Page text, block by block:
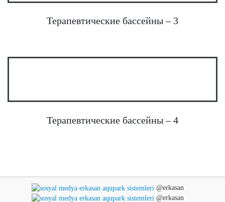
Терапевтические бассейны – 3
Терапевтические бассейны – 4
@erkasan
@erkasan